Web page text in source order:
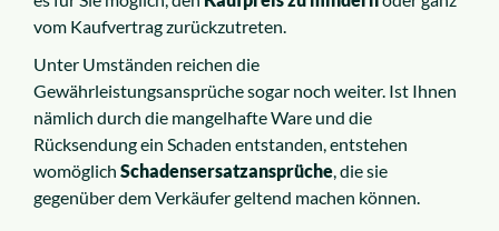
vom Kaufvertrag zurückzutreten.
Unter Umständen reichen die
Gewährleistungsansprüche sogar noch weiter. Ist Ihnen
nämlich durch die mangelhafte Ware und die
Rücksendung ein Schaden entstanden, entstehen
womöglich Schadensersatzansprüche , die sie
gegenüber dem Verkäufer geltend machen können.